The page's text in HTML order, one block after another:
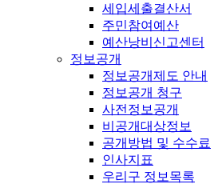
세입세출결산서
주민참여예산
예산낭비신고센터
정보공개
정보공개제도 안내
정보공개 청구
사전정보공개
비공개대상정보
공개방법 및 수수료
인사지표
우리구 정보목록